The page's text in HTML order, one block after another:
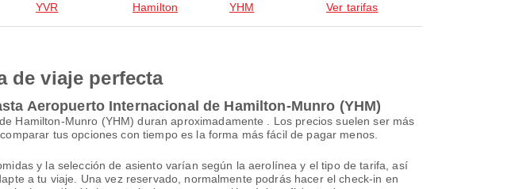
YVR Hamilton YHM Ver tarifas
de viaje perfecta
Aeropuerto Internacional de Hamilton-Munro (YHM)
Hamilton-Munro (YHM) duran aproximadamente . Los precios suelen ser más
tus opciones con tiempo es la forma más fácil de pagar menos.
y la selección de asiento varían según la aerolínea y el tipo de tarifa, así
a tu viaje. Una vez reservado, normalmente podrás hacer el check-in en